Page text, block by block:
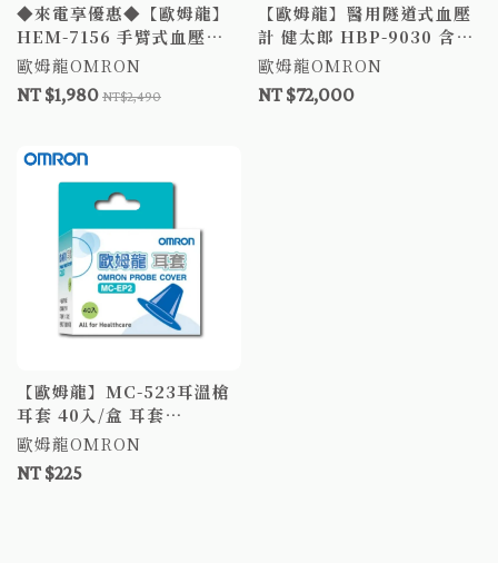
◆來電享優惠◆【歐姆龍】
HEM-7156 手臂式血壓計
電子血壓計 HEM7156
7156 歐姆龍血壓計
歐姆龍OMRON
NT $1,980 NT$2,490
【歐姆龍】醫用隧道式血壓
計 健太郎 HBP-9030 含桌
椅
歐姆龍OMRON
NT $72,000
【歐姆龍】MC-523耳溫槍
耳套 40入/盒 耳套
OMRON
歐姆龍OMRON
NT $225